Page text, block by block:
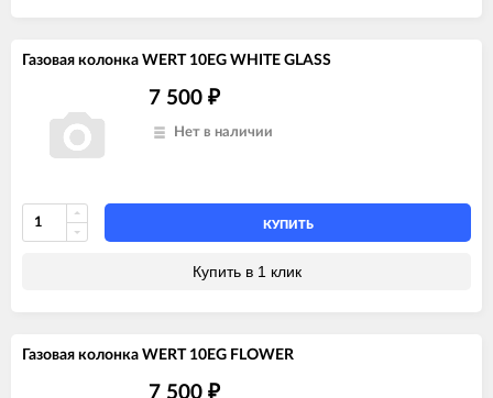
Газовая колонка WERT 10EG WHITE GLASS
7 500 ₽
Нет в наличии
КУПИТЬ
Купить в 1 клик
Газовая колонка WERT 10EG FLOWER
7 500 ₽